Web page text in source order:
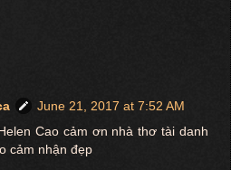
June 21, 2017 at 7:52 AM
Cao cảm ơn nhà thơ tài danh
cảm nhận đẹp